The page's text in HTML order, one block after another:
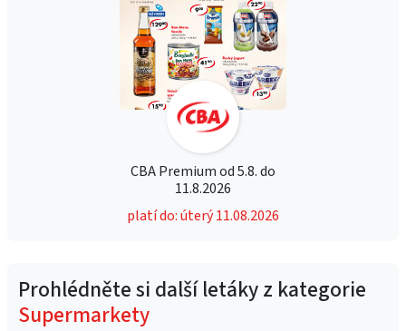
CBA Premium od 5.8. do
11.8.2026
platí do: úterý 11.08.2026
Prohlédněte si další letáky z kategorie
Supermarkety